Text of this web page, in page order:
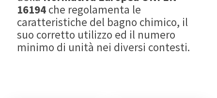
16194 che regolamenta le
caratteristiche del bagno chimico, il
suo corretto utilizzo ed il numero
minimo di unità nei diversi contesti.